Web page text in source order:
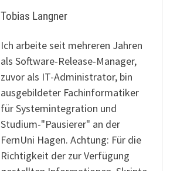
Tobias Langner
Ich arbeite seit mehreren Jahren
als Software-Release-Manager,
zuvor als IT-Administrator, bin
ausgebildeter Fachinformatiker
für Systemintegration und
Studium-"Pausierer" an der
FernUni Hagen. Achtung: Für die
Richtigkeit der zur Verfügung